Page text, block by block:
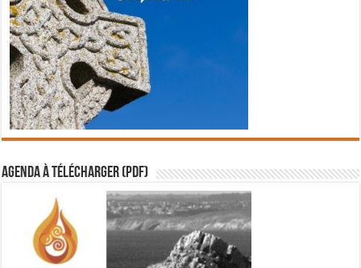
Agenda à télécharger (PDF)